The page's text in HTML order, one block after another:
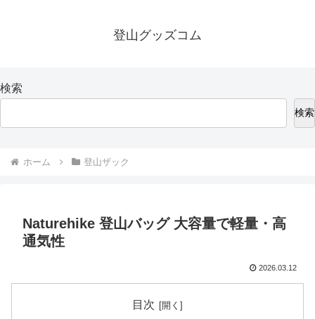
登山グッズコム
検索
検索
ホーム 登山ザック
Naturehike 登山バッグ 大容量で軽量・高
通気性
2026.03.12
目次